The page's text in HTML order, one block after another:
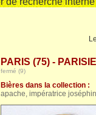
PARIS (75) -
fermé (9)
Bières dans la collection :
apache, impératrice